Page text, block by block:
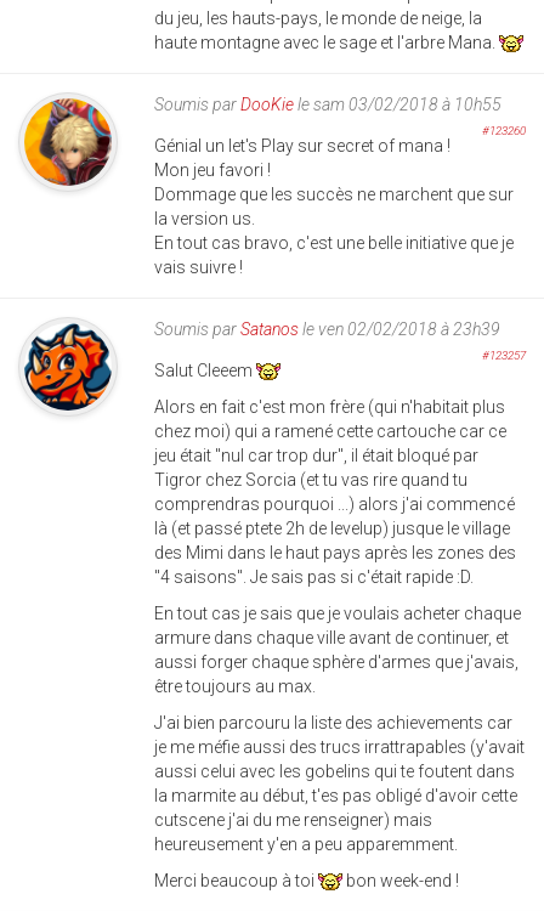
du jeu, les hauts-pays, le monde de neige, la
haute montagne avec le sage et l'arbre Mana.
Soumis parDooKiele sam 03/02/2018 à 10h55
#123260
Génial un let's Play sur secret of mana !
Mon jeu favori !
Dommage que les succès ne marchent que sur
la version us.
En tout cas bravo, c'est une belle initiative que je
vais suivre !
Soumis parSatanosle ven 02/02/2018 à 23h39
#123257
Salut Cleeem
Alors en fait c'est mon frère (qui n'habitait plus
chez moi) qui a ramené cette cartouche car ce
jeu était "nul car trop dur", il était bloqué par
Tigror chez Sorcia (et tu vas rire quand tu
comprendras pourquoi ...) alors j'ai commencé
là (et passé ptete 2h de levelup) jusque le village
des Mimi dans le haut pays après les zones des
"4 saisons". Je sais pas si c'était rapide :D.
En tout cas je sais que je voulais acheter chaque
armure dans chaque ville avant de continuer, et
aussi forger chaque sphère d'armes que j'avais,
être toujours au max.
J'ai bien parcouru la liste des achievements car
je me méfie aussi des trucs irrattrapables (y'avait
aussi celui avec les gobelins qui te foutent dans
la marmite au début, t'es pas obligé d'avoir cette
cutscene j'ai du me renseigner) mais
heureusement y'en a peu apparemment.
Merci beaucoup à toi
bon week-end !